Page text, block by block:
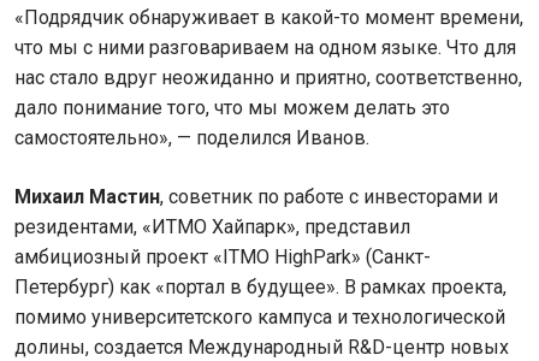
«Подрядчик обнаруживает в какой-то момент времени,
что мы с ними разговариваем на одном языке. Что для
нас стало вдруг неожиданно и приятно, соответственно,
дало понимание того, что мы можем делать это
самостоятельно», — поделился Иванов.
Михаил Мастин, советник по работе с инвесторами и
резидентами, «ИТМО Хайпарк», представил
амбициозный проект «ITMO HighPark» (Санкт-
Петербург) как «портал в будущее». В рамках проекта,
помимо университетского кампуса и технологической
долины, создается Международный R&D-центр новых